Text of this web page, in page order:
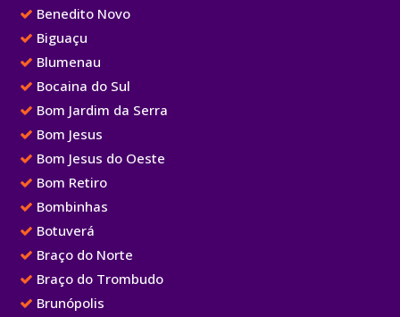
Benedito Novo
Biguaçu
Blumenau
Bocaina do Sul
Bom Jardim da Serra
Bom Jesus
Bom Jesus do Oeste
Bom Retiro
Bombinhas
Botuverá
Braço do Norte
Braço do Trombudo
Brunópolis